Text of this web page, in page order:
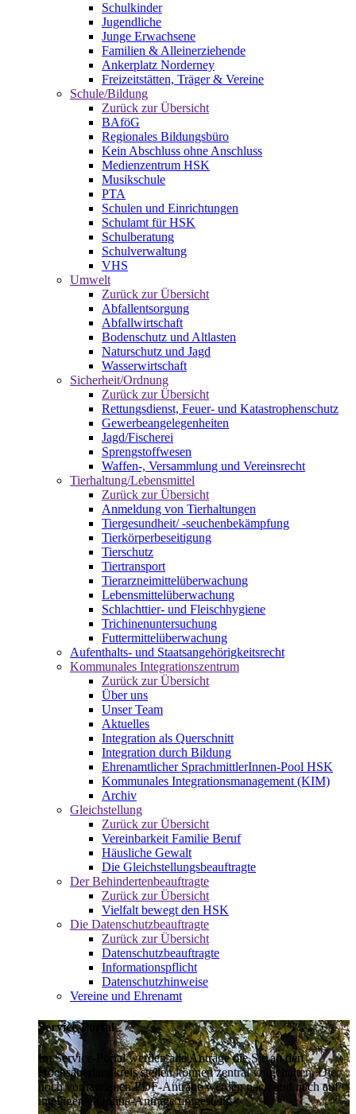
Schulkinder
Jugendliche
Junge Erwachsene
Familien & Alleinerziehende
Ankerplatz Norderney
Freizeitstätten, Träger & Vereine
Schule/Bildung
Zurück zur Übersicht
BAföG
Regionales Bildungsbüro
Kein Abschluss ohne Anschluss
Medienzentrum HSK
Musikschule
PTA
Schulen und Einrichtungen
Schulamt für HSK
Schulberatung
Schulverwaltung
VHS
Umwelt
Zurück zur Übersicht
Abfallentsorgung
Abfallwirtschaft
Bodenschutz und Altlasten
Naturschutz und Jagd
Wasserwirtschaft
Sicherheit/Ordnung
Zurück zur Übersicht
Rettungsdienst, Feuer- und Katastrophenschutz
Gewerbeangelegenheiten
Jagd/Fischerei
Sprengstoffwesen
Waffen-, Versammlung und Vereinsrecht
Tierhaltung/Lebensmittel
Zurück zur Übersicht
Anmeldung von Tierhaltungen
Tiergesundheit/ -seuchenbekämpfung
Tierkörperbeseitigung
Tierschutz
Tiertransport
Tierarzneimittelüberwachung
Lebensmittelüberwachung
Schlachttier- und Fleischhygiene
Trichinenuntersuchung
Futtermittelüberwachung
Aufenthalts- und Staatsangehörigkeitsrecht
Kommunales Integrationszentrum
Zurück zur Übersicht
Über uns
Unser Team
Aktuelles
Integration als Querschnitt
Integration durch Bildung
Ehrenamtlicher SprachmittlerInnen-Pool HSK
Kommunales Integrationsmanagement (KIM)
Archiv
Gleichstellung
Zurück zur Übersicht
Vereinbarkeit Familie Beruf
Häusliche Gewalt
Die Gleichstellungsbeauftragte
Der Behindertenbeauftragte
Zurück zur Übersicht
Vielfalt bewegt den HSK
Die Datenschutzbeauftragte
Zurück zur Übersicht
Datenschutzbeauftragte
Informationspflicht
Datenschutzhinweise
Vereine und Ehrenamt
Service-Portal
Im Service-Portal werden alle Anträge die Sie an den
Hochsauerlandkreis stellen können zentral vorgehalten. Die
noch vorhandenen PDF-Anträge werden nach und nach auf
intelligente Online-Anträge umgestellt.